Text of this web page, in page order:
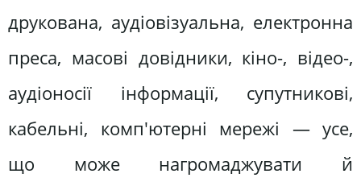
друкована, аудіовізуальна, електронна
преса, масові довідники, кіно-, відео-,
аудіоносії інформації, супутникові,
кабельні, комп'ютерні мережі — усе,
що може нагромаджувати й